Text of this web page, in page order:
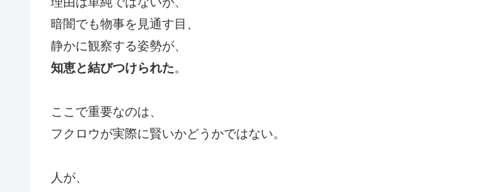
暗闇でも物事を見通す目、
静かに観察する姿勢が、
知恵と結びつけられた。
ここで重要なのは、
フクロウが実際に賢いかどうかではない。
人が、